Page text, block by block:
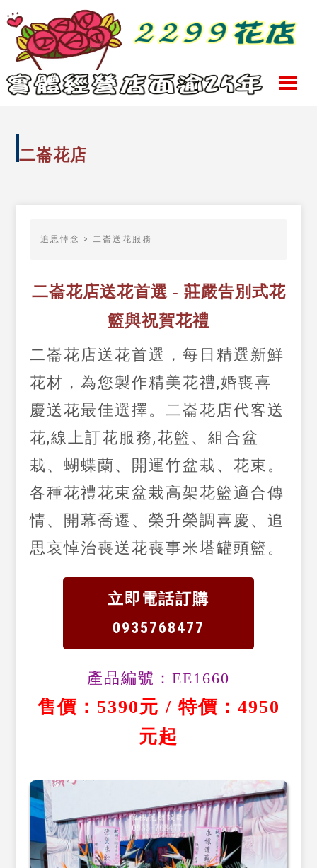
二崙花店
追思悼念 >二崙送花服務
二崙花店送花首選 - 莊嚴告別式花
籃與祝賀花禮
二崙花店送花首選，每日精選新鮮
花材，為您製作精美花禮,婚喪喜
慶送花最佳選擇。二崙花店代客送
花,線上訂花服務,花籃、組合盆
栽、蝴蝶蘭、開運竹盆栽、花束。
各種花禮花束盆栽高架花籃適合傳
情、開幕喬遷、榮升榮調喜慶、追
思哀悼治喪送花喪事米塔罐頭籃。
立即電話訂購
0935768477
產品編號：EE1660
售價：5390元 / 特價：4950
元起